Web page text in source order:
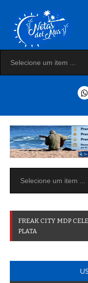
FREAK CITY MDP CELE
PLATA